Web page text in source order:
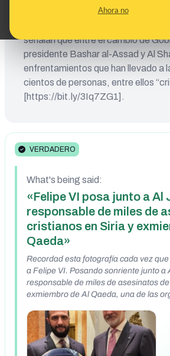
Ahora no
VERDADERO
What's being said:
«Felipe VI posa junto a Al
responsable de miles de
cristianos en Siria y
Qaeda»
Recordad esta fotografía cada vez
a Felipe VI. Posando sonriente junto a
responsable de miles de asesinatos
exmiembro de Al Qaeda, una de las
https://www.threads.com/
https://www.instagram.com/p/
que se separaba de ese grupo
[https://bit.ly/4pOt1P8]. Medios
señalan que entre el cambio de
presidente Bashar al-Assad y Al
enfrentamientos que han llevado a
cientos de personas, entre ellos
[https://bit.ly/3Iq7ZG1].